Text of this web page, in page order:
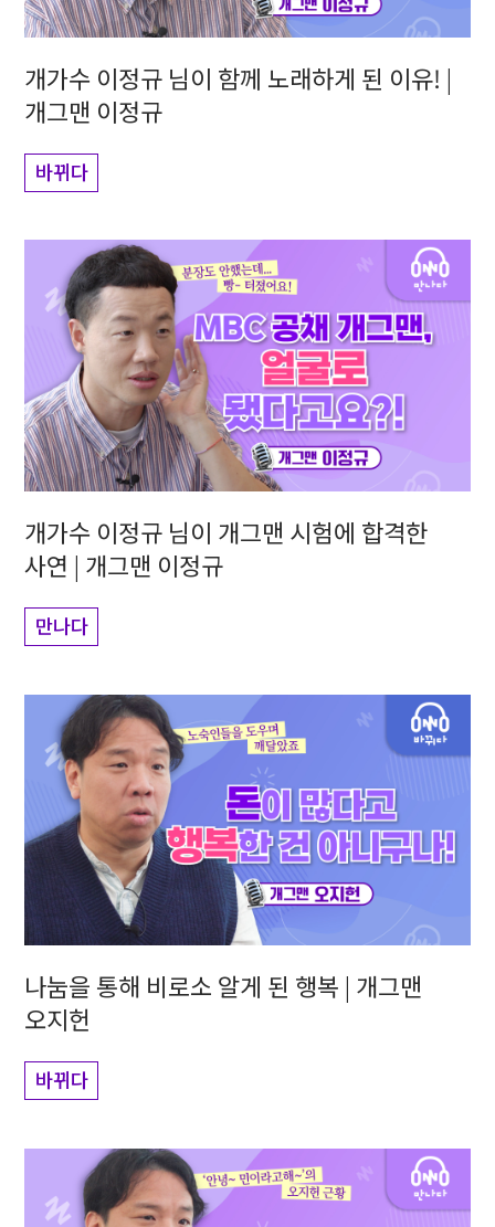
개가수 이정규 님이 함께 노래하게 된 이유! |
개그맨 이정규
바뀌다
개가수 이정규 님이 개그맨 시험에 합격한
사연 | 개그맨 이정규
만나다
나눔을 통해 비로소 알게 된 행복 | 개그맨
오지헌
바뀌다